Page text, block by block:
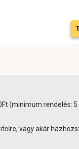
(minimum rendelés:
vagy akár